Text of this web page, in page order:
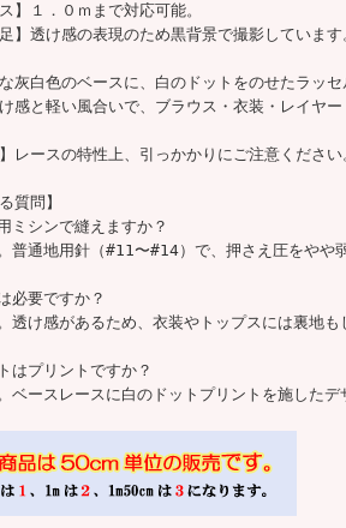
】１．０ｍまで対応可能。
足】透け感の表現のため黒背景で撮影しています
灰白色のベースに、白のドットをのせたラッセ
感と軽い風合いで、ブラウス・衣装・レイヤー
】レースの特性上、引っかかりにご注意くださ
質問】
ミシンで縫えますか？
通地用針（#11〜#14）で、押さえ圧をやや
必要ですか？
け感があるため、衣装やトップスには裏地も
はプリントですか？
ースレースに白のドットプリントを施したデ